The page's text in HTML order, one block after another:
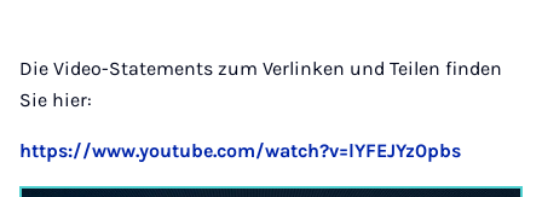
Die Video-Statements zum Verlinken und Teilen finden
Sie hier:
https://www.youtube.com/watch?v=lYFEJYz0pbs